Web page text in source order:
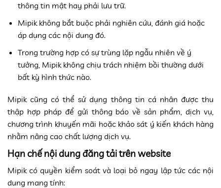
thông tin mật hay phải lưu trữ.
Mipik không bắt buộc phải nghiên cứu, đánh giá hoặc
áp dụng các nội dung đó.
Trong trường hợp có sự trùng lặp ngẫu nhiên về ý
tưởng, Mipik không chịu trách nhiệm bồi thường dưới
bất kỳ hình thức nào.
Mipik cũng có thể sử dụng thông tin cá nhân được thu
thập hợp pháp để gửi thông báo về sản phẩm, dịch vụ,
chương trình khuyến mãi hoặc khảo sát ý kiến khách hàng
nhằm nâng cao chất lượng dịch vụ.
Hạn chế nội dung đăng tải trên website
Mipik có quyền kiểm soát và loại bỏ ngay lập tức các nội
dung mang tính: